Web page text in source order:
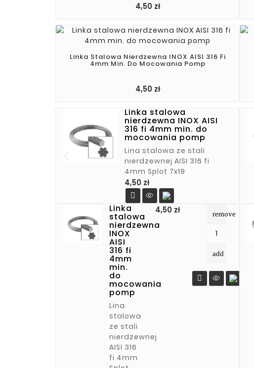
4,50 zł
Linka Stalowa Nierdzewna INOX AISI 316 Fi
4mm Min. Do Mocowania Pomp
4,50 złCena
Linka stalowa
nierdzewna INOX AISI
316 fi 4mm min. do
mocowania pomp
Lina stalowa ze stali
nierdzewnej AISI 316 fi
4mm Splot 7x19
4,50 złCena

Linka
stalowa
nierdzewna
INOX
AISI
316 fi
4mm
min.
do
mocowania
pomp
Lina
stalowa
ze stali
nierdzewnej
AISI 316
fi 4mm
4,50 złCena
remove
add
